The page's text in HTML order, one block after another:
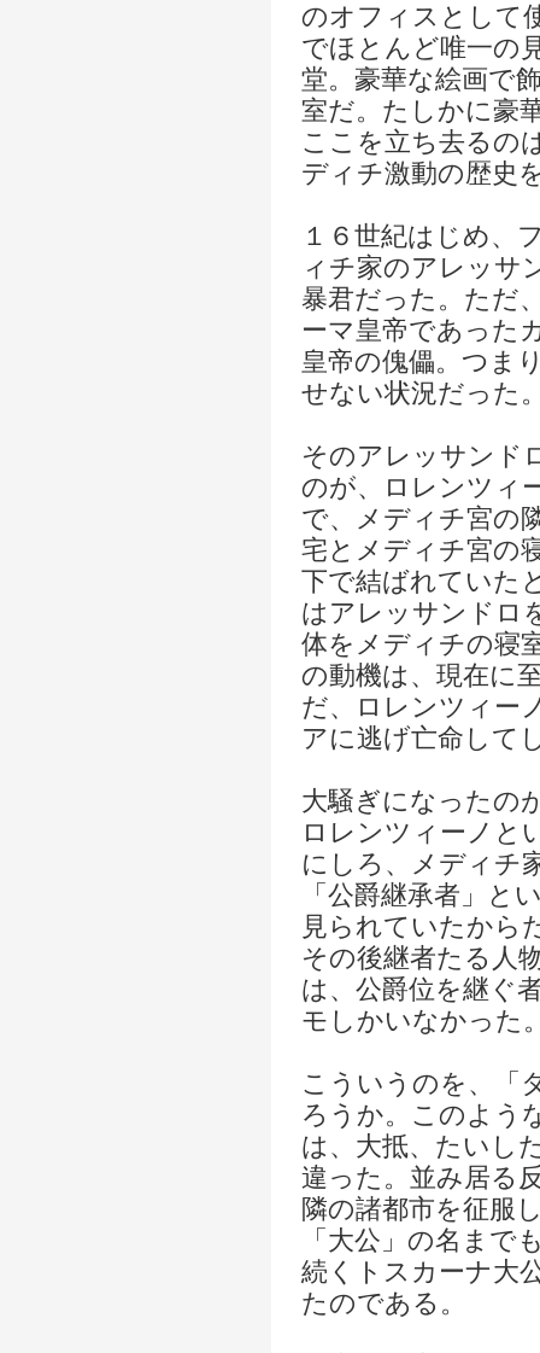
のオフィスとして
でほとんど唯一の
堂。豪華な絵画で
室だ。たしかに豪
ここを立ち去るの
ディチ激動の歴史
１６世紀はじめ、
ィチ家のアレッサ
暴君だった。ただ
ーマ皇帝であった
皇帝の傀儡。つま
せない状況だった
そのアレッサンド
のが、ロレンツィ
で、メディチ宮の
宅とメディチ宮の
下で結ばれていた
はアレッサンドロ
体をメディチの寝
の動機は、現在に
だ、ロレンツィー
アに逃げ亡命して
大騒ぎになったの
ロレンツィーノと
にしろ、メディチ
「公爵継承者」と
見られていたから
その後継者たる人
は、公爵位を継ぐ
モしかいなかった
こういうのを、「
ろうか。このよう
は、大抵、たいし
違った。並み居る
隣の諸都市を征服
「大公」の名まで
続くトスカーナ大
たのである。